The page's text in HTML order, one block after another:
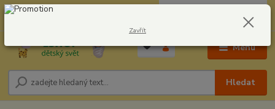
Menu
Hledat
604278943 0,00 Kč
Zavřít